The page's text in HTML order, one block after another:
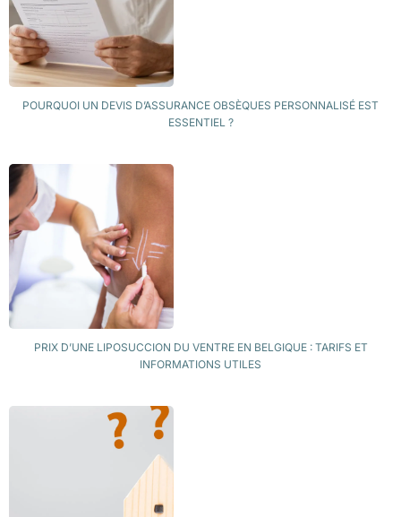
POURQUOI UN DEVIS D’ASSURANCE OBSÈQUES PERSONNALISÉ EST
ESSENTIEL ?
PRIX D’UNE LIPOSUCCION DU VENTRE EN BELGIQUE : TARIFS ET
INFORMATIONS UTILES